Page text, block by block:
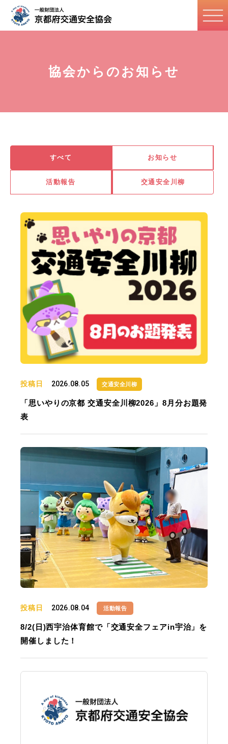
協会からのお知らせ
すべて お知らせ
活動報告 交通安全川柳
投稿日 2026.08.05 交通安全川柳
「思いやりの京都 交通安全川柳2026」8月分お題発
表
投稿日 2026.08.04 活動報告
8/2(日)西宇治体育館で「交通安全フェアin宇治」を
開催しました！